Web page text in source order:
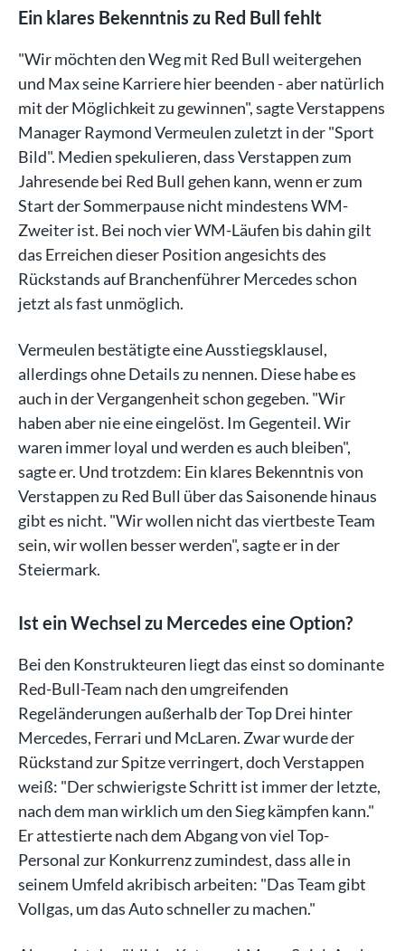
Ein klares Bekenntnis zu Red Bull fehlt
"Wir möchten den Weg mit Red Bull weitergehen
und Max seine Karriere hier beenden - aber natürlich
mit der Möglichkeit zu gewinnen", sagte Verstappens
Manager Raymond Vermeulen zuletzt in der "Sport
Bild". Medien spekulieren, dass Verstappen zum
Jahresende bei Red Bull gehen kann, wenn er zum
Start der Sommerpause nicht mindestens WM-
Zweiter ist. Bei noch vier WM-Läufen bis dahin gilt
das Erreichen dieser Position angesichts des
Rückstands auf Branchenführer Mercedes schon
jetzt als fast unmöglich.
Vermeulen bestätigte eine Ausstiegsklausel,
allerdings ohne Details zu nennen. Diese habe es
auch in der Vergangenheit schon gegeben. "Wir
haben aber nie eine eingelöst. Im Gegenteil. Wir
waren immer loyal und werden es auch bleiben",
sagte er. Und trotzdem: Ein klares Bekenntnis von
Verstappen zu Red Bull über das Saisonende hinaus
gibt es nicht. "Wir wollen nicht das viertbeste Team
sein, wir wollen besser werden", sagte er in der
Steiermark.
Ist ein Wechsel zu Mercedes eine Option?
Bei den Konstrukteuren liegt das einst so dominante
Red-Bull-Team nach den umgreifenden
Regeländerungen außerhalb der Top Drei hinter
Mercedes, Ferrari und McLaren. Zwar wurde der
Rückstand zur Spitze verringert, doch Verstappen
weiß: "Der schwierigste Schritt ist immer der letzte,
nach dem man wirklich um den Sieg kämpfen kann."
Er attestierte nach dem Abgang von viel Top-
Personal zur Konkurrenz zumindest, dass alle in
seinem Umfeld akribisch arbeiten: "Das Team gibt
Vollgas, um das Auto schneller zu machen."